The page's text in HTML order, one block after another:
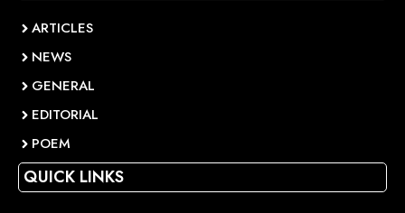
ARTICLES
NEWS
GENERAL
EDITORIAL
POEM
QUICK LINKS